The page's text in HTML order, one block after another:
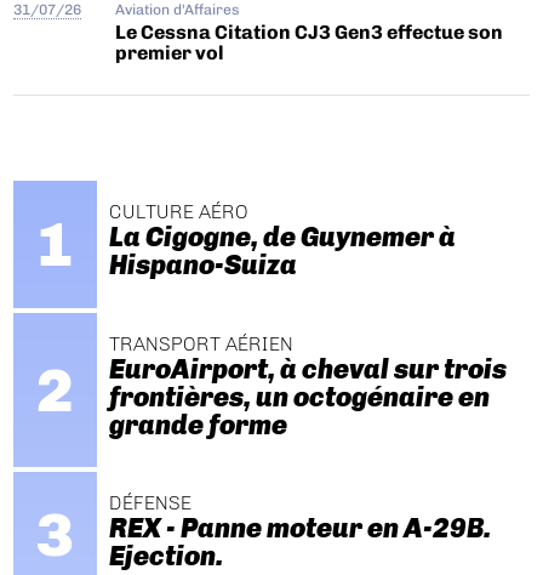
31/07/26 Aviation d'Affaires
Le Cessna Citation CJ3 Gen3 effectue son
premier vol
CULTURE AÉRO
La Cigogne, de Guynemer à
Hispano-Suiza
TRANSPORT AÉRIEN
EuroAirport, à cheval sur trois
frontières, un octogénaire en
grande forme
DÉFENSE
REX - Panne moteur en A-29B.
Ejection.